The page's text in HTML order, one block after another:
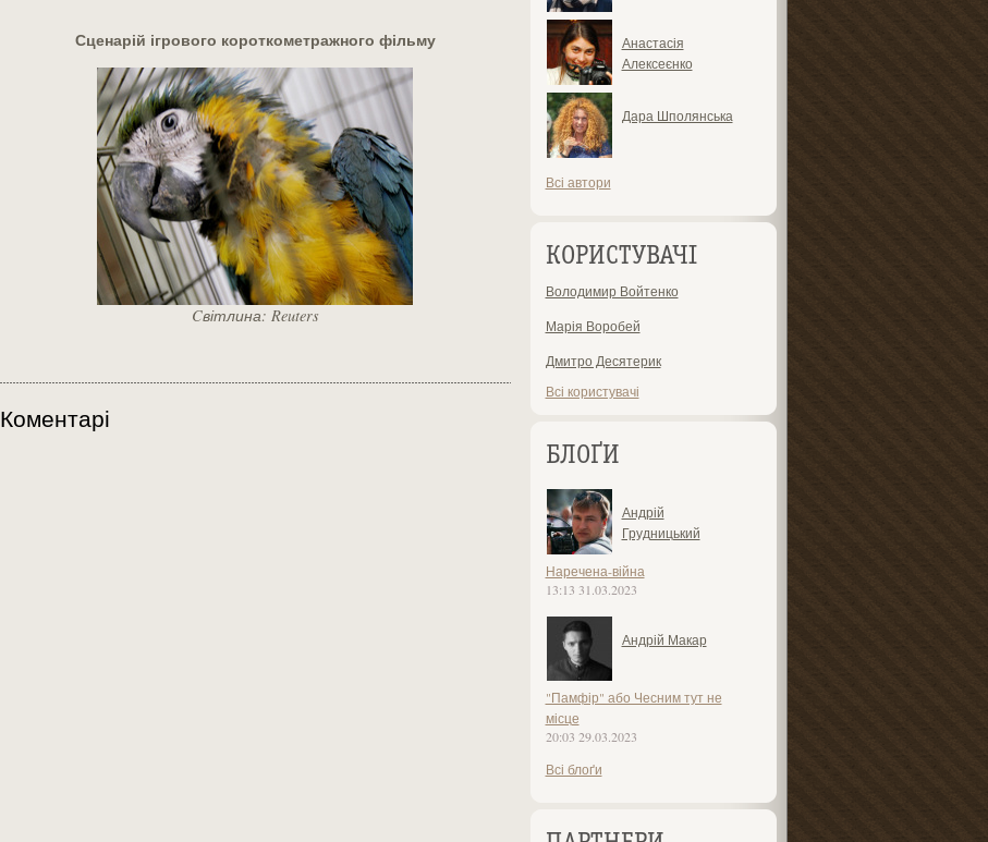
Анастасія
Алексеєнко
Дара Шполянська
Всі автори
КОРИСТУВАЧІ
Володимир Войтенко
Марія Воробей
Дмитро Десятерик
Всі користувачі
БЛОҐИ
Андрій
Грудницький
Наречена-війна
13:13 31.03.2023
Андрій Макар
"Памфір" або Чесним тут не
місце
20:03 29.03.2023
Всі блоґи
Сценарій ігрового короткометражного фільму
Cвітлина: Reuters
Коментарі